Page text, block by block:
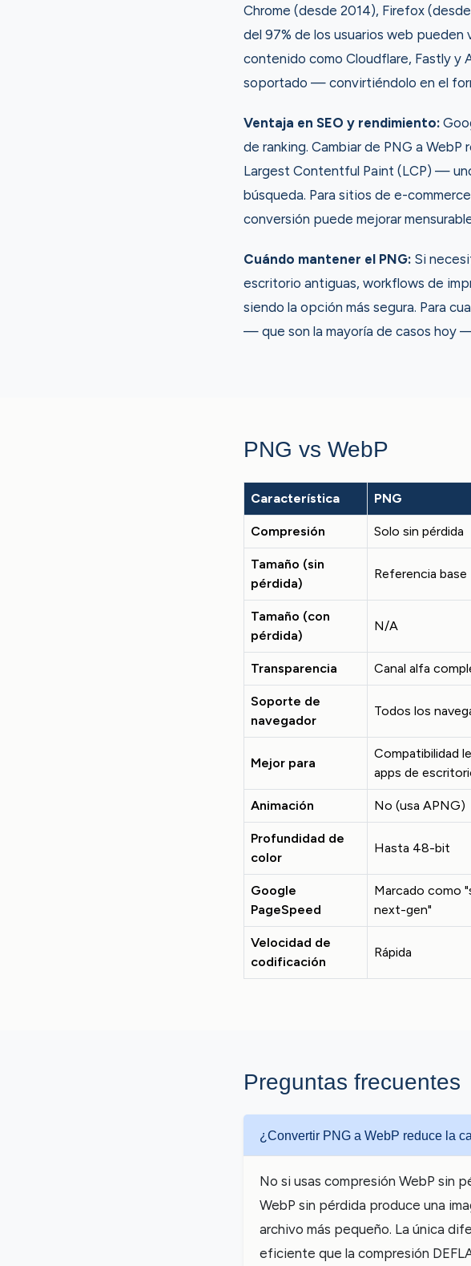
Chrome (desde 2014), Firefox
del 97% de los usuarios web
contenido como Cloudflare, Fastly y
soportado — convirtiéndolo en el
Ventaja en SEO y rendimiento:
de ranking. Cambiar de PNG a
Largest Contentful Paint (LCP) —
búsqueda. Para sitios de e-
conversión puede mejorar
Cuándo mantener el PNG: Si
escritorio antiguas, workflows de
siendo la opción más segura. Para
— que son la mayoría de casos hoy
PNG vs WebP
Característica PNG
Compresión Solo sin pérdida
Tamaño (sin
pérdida)
Referencia base
Tamaño (con
pérdida)
N/A
Transparencia Canal alfa
Soporte de
navegador
Todos los
Mejor para
Compatibilidad
apps de
Animación No (usa APNG)
Profundidad de
color
Hasta 48-bit
Google
PageSpeed
Marcado como
next-gen"
Velocidad de
codificación
Rápida
Preguntas frecuentes
¿Convertir PNG a WebP reduce la
No si usas compresión WebP sin
WebP sin pérdida produce una
archivo más pequeño. La única
eficiente que la compresión